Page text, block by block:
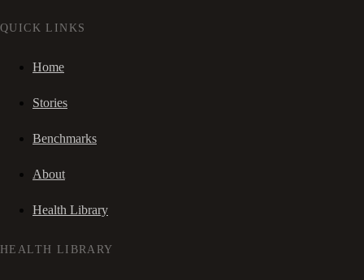
QUICK LINKS
Home
Stories
Benchmarks
About
Health Library
HEALTH LIBRARY